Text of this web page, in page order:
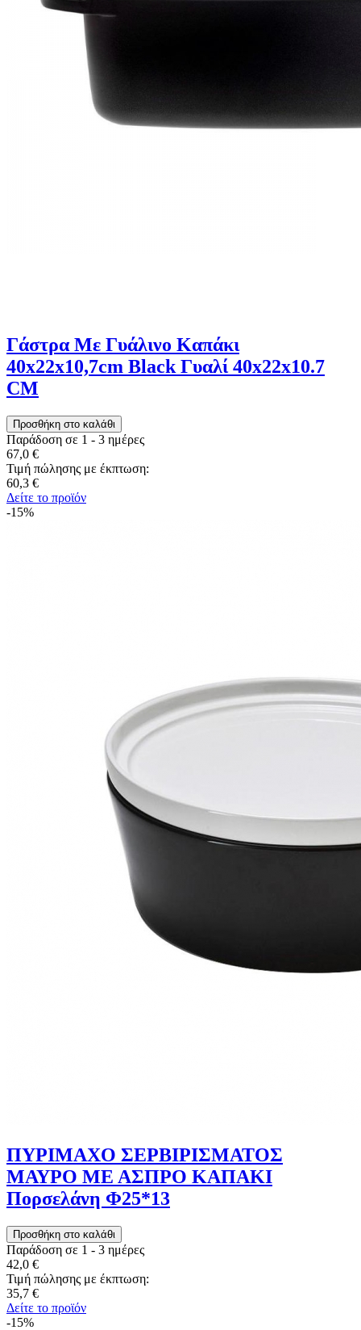
Γάστρα Με Γυάλινο Καπάκι
40x22x10,7cm Black Γυαλί 40x22x10.7
CM
Παράδοση σε 1 - 3 ημέρες
67,0 €
Τιμή πώλησης με έκπτωση:
60,3 €
Δείτε το προϊόν
-15%
ΠΥΡΙΜΑΧΟ ΣΕΡΒΙΡΙΣΜΑΤΟΣ
ΜΑΥΡΟ ΜΕ ΑΣΠΡΟ ΚΑΠΑΚΙ
Πορσελάνη Φ25*13
Παράδοση σε 1 - 3 ημέρες
42,0 €
Τιμή πώλησης με έκπτωση:
35,7 €
Δείτε το προϊόν
-15%